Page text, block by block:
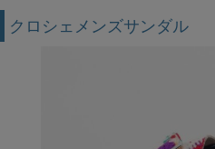
クロシェメンズサンダル